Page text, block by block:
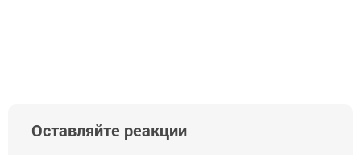
Оставляйте реакции